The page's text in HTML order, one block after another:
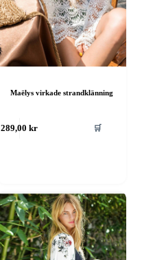
Maëlys virkade strandklänning
289,00kr 🛒